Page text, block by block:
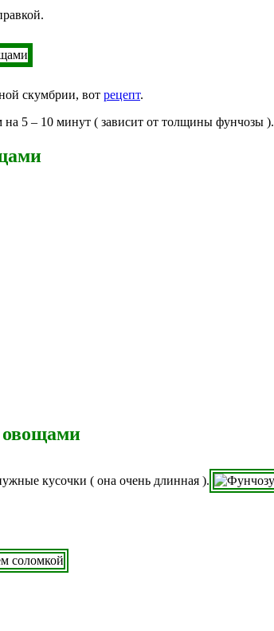
скумбрии, вот рецепт.
на 5 – 10 минут ( зависит от толщины фунчозы ).
овощами
кусочки ( она очень длинная ).